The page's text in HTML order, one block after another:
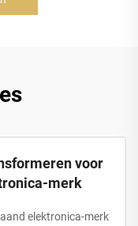
voor
merk
elektronica-merk